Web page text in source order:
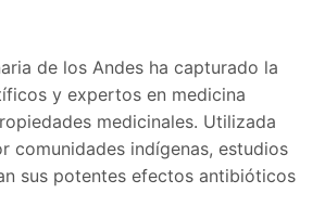
de los Andes ha capturado la
y expertos en medicina
medicinales. Utilizada
comunidades indígenas, estudios
sus potentes efectos antibióticos